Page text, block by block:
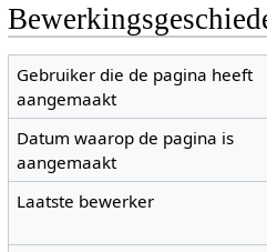
Gebruiker die de pagina heeft
aangemaakt
Datum waarop de pagina is
aangemaakt
Laatste bewerker